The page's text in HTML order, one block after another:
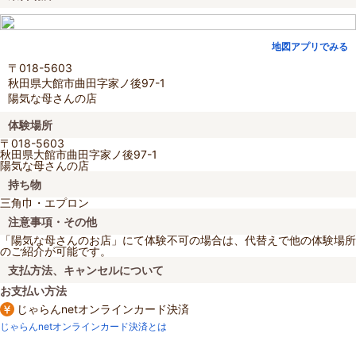
地図アプリでみる
〒018-5603
秋田県大館市曲田字家ノ後97-1
陽気な母さんの店
体験場所
〒018-5603
秋田県大館市曲田字家ノ後97-1
陽気な母さんの店
持ち物
三角巾・エプロン
注意事項・その他
「陽気な母さんのお店」にて体験不可の場合は、代替えで他の体験場所
のご紹介が可能です。
支払方法、キャンセルについて
お支払い方法
じゃらんnetオンラインカード決済
じゃらんnetオンラインカード決済とは